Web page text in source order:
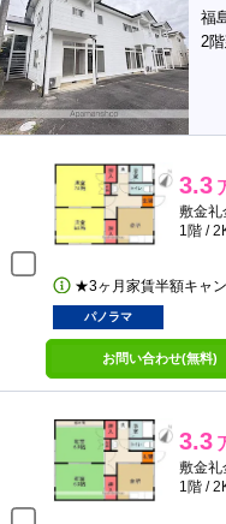
福
2
3.3
敷金礼
1階 /
★3ヶ月家賃半額キャ
パノラマ
お問い合わせ(無料)
3.3
敷金礼
1階 /